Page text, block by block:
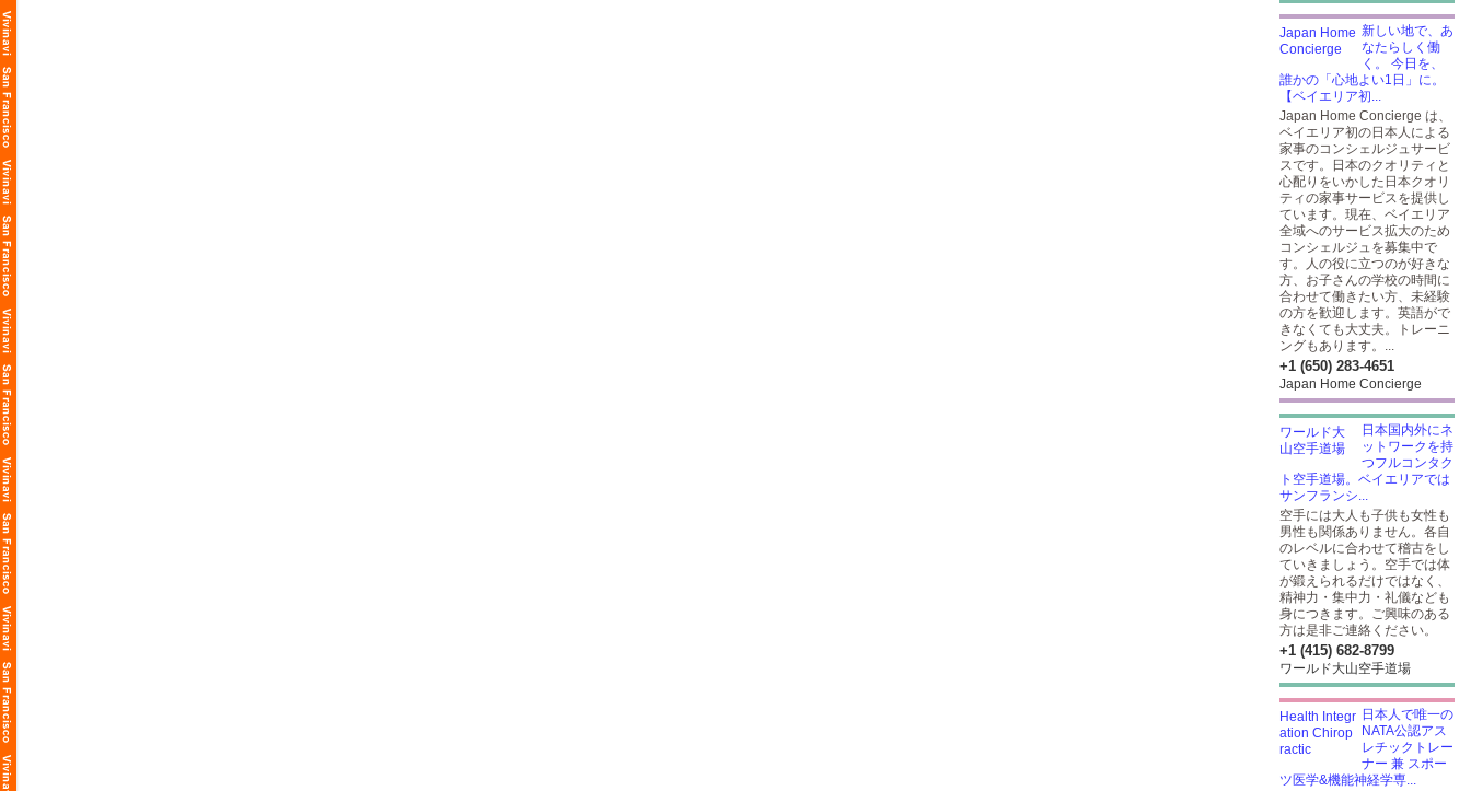
新しい地で、あ
なたらしく働
く。 今日を、
誰かの「心地よい1日」に。
【ベイエリア初...
Japan Home Concierge は、
ベイエリア初の日本人による
家事のコンシェルジュサービ
スです。日本のクオリティと
心配りをいかした日本クオリ
ティの家事サービスを提供し
ています。現在、ベイエリア
全域へのサービス拡大のため
コンシェルジュを募集中で
す。人の役に立つのが好きな
方、お子さんの学校の時間に
合わせて働きたい方、未経験
の方を歓迎します。英語がで
きなくても大丈夫。トレーニ
ングもあります。...
+1 (650) 283-4651
Japan Home Concierge
日本国内外にネ
ットワークを持
つフルコンタク
ト空手道場。ベイエリアでは
サンフランシ...
空手には大人も子供も女性も
男性も関係ありません。各自
のレベルに合わせて稽古をし
ていきましょう。空手では体
が鍛えられるだけではなく、
精神力・集中力・礼儀なども
身につきます。ご興味のある
方は是非ご連絡ください。
+1 (415) 682-8799
ワールド大山空手道場
日本人で唯一の
NATA公認アス
レチックトレー
ナー 兼 スポー
ツ医学&機能神経学専...